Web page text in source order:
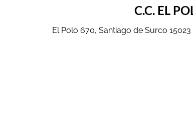
C.C. EL
El Polo 670, Santiago de Surco